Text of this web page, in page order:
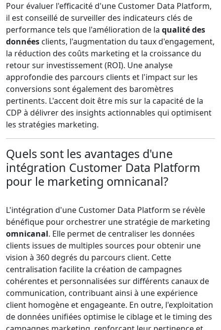
Pour évaluer l'efficacité d'une Customer Data Platform,
il est conseillé de surveiller des indicateurs clés de
performance tels que l'amélioration de la qualité des
données clients, l'augmentation du taux d'engagement,
la réduction des coûts marketing et la croissance du
retour sur investissement (ROI). Une analyse
approfondie des parcours clients et l'impact sur les
conversions sont également des baromètres
pertinents. L'accent doit être mis sur la capacité de la
CDP à délivrer des insights actionnables qui optimisent
les stratégies marketing.
Quels sont les avantages d'une
intégration Customer Data Platform
pour le marketing omnicanal?
L'intégration d'une Customer Data Platform se révèle
bénéfique pour orchestrer une stratégie de marketing
omnicanal. Elle permet de centraliser les données
clients issues de multiples sources pour obtenir une
vision à 360 degrés du parcours client. Cette
centralisation facilite la création de campagnes
cohérentes et personnalisées sur différents canaux de
communication, contribuant ainsi à une expérience
client homogène et engageante. En outre, l'exploitation
de données unifiées optimise le ciblage et le timing des